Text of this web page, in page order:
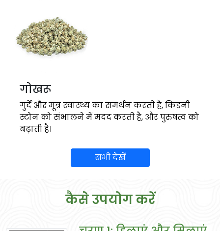
गोखरू
गुर्दे और मूत्र स्वास्थ्य का समर्थन करती है, किडनी
स्टोन को संभालने में मदद करती है, और पुरुषत्व को
बढ़ाती है।
सभी देखें
कैसे उपयोग करें